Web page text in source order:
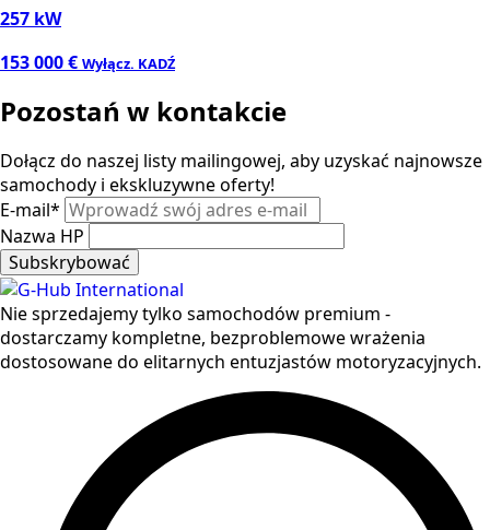
257 kW
153 000 € Wyłącz. KADŹ
Pozostań w kontakcie
Dołącz do naszej listy mailingowej, aby uzyskać najnowsze
samochody i ekskluzywne oferty!
E-mail*
Nazwa HP
Subskrybować
Nie sprzedajemy tylko samochodów premium -
dostarczamy kompletne, bezproblemowe wrażenia
dostosowane do elitarnych entuzjastów motoryzacyjnych.